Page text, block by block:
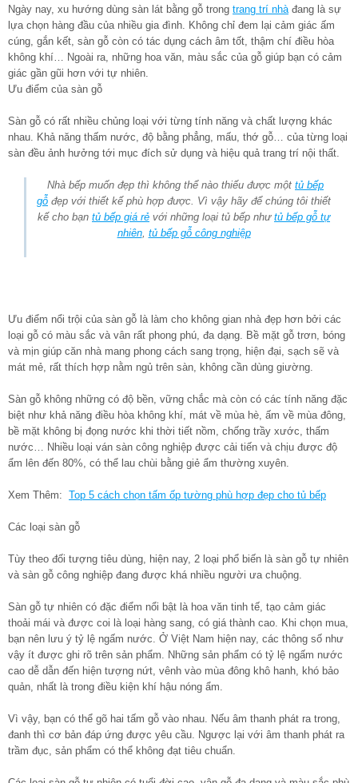
Ngày nay, xu hướng dùng sàn lát bằng gỗ trong trang trí nhà đang là sự
lựa chọn hàng đầu của nhiều gia đình. Không chỉ đem lại cảm giác ấm
cúng, gắn kết, sàn gỗ còn có tác dụng cách âm tốt, thậm chí điều hòa
không khí… Ngoài ra, những hoa văn, màu sắc của gỗ giúp bạn có cảm
giác gần gũi hơn với tự nhiên.
Ưu điểm của sàn gỗ
Sàn gỗ có rất nhiều chủng loại với từng tính năng và chất lượng khác
nhau. Khả năng thấm nước, độ bằng phẳng, mấu, thớ gỗ… của từng loại
sàn đều ảnh hưởng tới mục đích sử dụng và hiệu quả trang trí nội thất.
Nhà bếp muốn đẹp thì không thể nào thiếu được một tủ bếp
gỗ đẹp với thiết kế phù hợp được. Vì vậy hãy để chúng tôi thiết
kế cho bạn tủ bếp giá rẻ với những loại tủ bếp như tủ bếp gỗ tự
nhiên, tủ bếp gỗ công nghiệp
Ưu điểm nổi trội của sàn gỗ là làm cho không gian nhà đẹp hơn bởi các
loại gỗ có màu sắc và vân rất phong phú, đa dạng. Bề mặt gỗ trơn, bóng
và mịn giúp căn nhà mang phong cách sang trọng, hiện đại, sạch sẽ và
mát mẻ, rất thích hợp nằm ngủ trên sàn, không cần dùng giường.
Sàn gỗ không những có độ bền, vững chắc mà còn có các tính năng đặc
biệt như khả năng điều hòa không khí, mát về mùa hè, ấm về mùa đông,
bề mặt không bị đọng nước khi thời tiết nồm, chống trầy xước, thấm
nước… Nhiều loại ván sàn công nghiệp được cải tiến và chịu được độ
ẩm lên đến 80%, có thể lau chùi bằng giẻ ẩm thường xuyên.
Xem Thêm: Top 5 cách chọn tấm ốp tường phù hợp đẹp cho tủ bếp
Các loại sàn gỗ
Tùy theo đối tượng tiêu dùng, hiện nay, 2 loại phổ biến là sàn gỗ tự nhiên
và sàn gỗ công nghiệp đang được khá nhiều người ưa chuộng.
Sàn gỗ tự nhiên có đặc điểm nổi bật là hoa văn tinh tế, tạo cảm giác
thoải mái và được coi là loại hàng sang, có giá thành cao. Khi chọn mua,
bạn nên lưu ý tỷ lệ ngấm nước. Ở Việt Nam hiện nay, các thông số như
vậy ít được ghi rõ trên sản phẩm. Những sản phẩm có tỷ lệ ngấm nước
cao dễ dẫn đến hiện tượng nứt, vênh vào mùa đông khô hanh, khó bảo
quản, nhất là trong điều kiện khí hậu nóng ẩm.
Vì vậy, bạn có thể gõ hai tấm gỗ vào nhau. Nếu âm thanh phát ra trong,
đanh thì cơ bản đáp ứng được yêu cầu. Ngược lại với âm thanh phát ra
trầm đục, sản phẩm có thể không đạt tiêu chuẩn.